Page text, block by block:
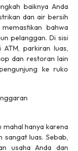
baiknya Anda
dan air bersih
bahwa
pelanggan. Di sisi
parkiran luas,
dan restoran lain
ke ruko
hanya karena
sangat luas. Sebab,
usaha Anda dan